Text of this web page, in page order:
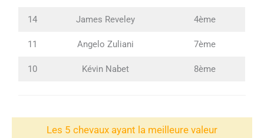
14 James Reveley 4ème
11 Angelo Zuliani 7ème
10 Kévin Nabet 8ème
Les 5 chevaux ayant la meilleure valeur